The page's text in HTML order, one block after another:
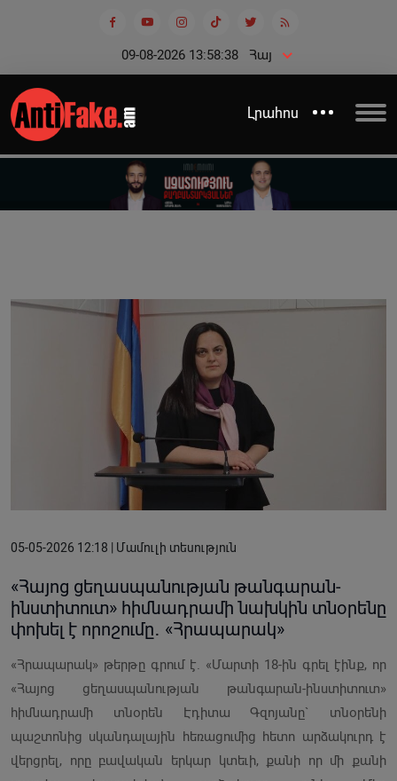
09-08-2026 13:58:38 Հայ
Լրահոս
05-05-2026 12:18 | Մամուլի տեսություն
«Հայոց ցեղասպանության թանգարան-
ինստիտուտ» հիմնադրամի նախկին տնօրենը
փոխել է որոշումը․ «Հրապարակ»
«Հրապարակ» թերթը գրում է. «Մարտի 18-ին գրել էինք, որ
«Հայոց ցեղասպանության թանգարան-ինստիտուտ»
հիմնադրամի տնօրեն Էդիտա Գզոյանը` տնօրենի
պաշտոնից սկանդալային հեռացումից հետո արձակուրդ է
վերցրել, որը բավական երկար կտեւի, քանի որ մի քանի